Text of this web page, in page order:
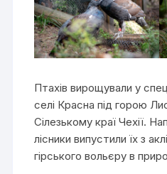
Птахів вирощували у
селі Красна під горою
Сілезькому краї Чехії.
лісники випустили їх з
гірського вольєру в